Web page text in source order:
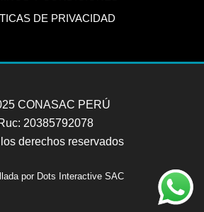
DE PRIVACIDAD
CONASAC PERÚ
20385792078
derechos reservados
por Dots Interactive SAC